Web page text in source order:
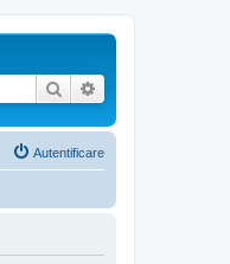
Căutare
Autentificare